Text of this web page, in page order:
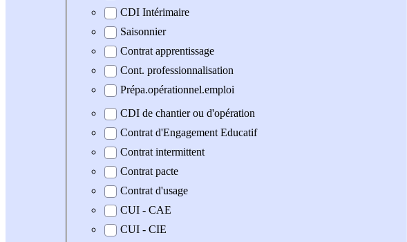
CDI Intérimaire
Saisonnier
Contrat apprentissage
Cont. professionnalisation
Prépa.opérationnel.emploi
CDI de chantier ou d'opération
Contrat d'Engagement Educatif
Contrat intermittent
Contrat pacte
Contrat d'usage
CUI - CAE
CUI - CIE